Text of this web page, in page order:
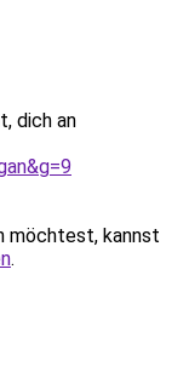
dich an
möchtest, kannst
.